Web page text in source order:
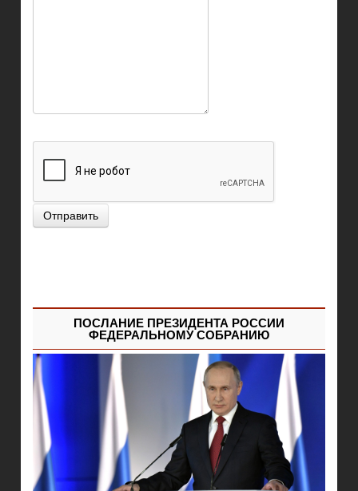
Отправить
ПОСЛАНИЕ ПРЕЗИДЕНТА РОССИИ
ФЕДЕРАЛЬНОМУ СОБРАНИЮ